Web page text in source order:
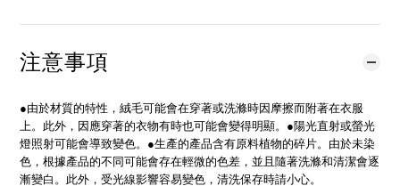
注意事項
●由於材質的特性，絨毛可能會在穿著或洗滌時因摩擦而附著在衣服
上。此外，因應穿著的衣物有時也可能會變得明顯。●陽光直射或螢光
燈照射可能會導致變色。●生產的產品含有原料植物的碎片。由於未染
色，根據產品的不同可能會存在輕微的色差，並且隨著洗滌和清潔會逐
漸變白。此外，受光線影響容易變色，清洗保存時請小心。